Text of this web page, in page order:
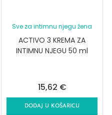
Sve za intimnu njegu žena
ACTIVO 3 KREMA ZA
INTIMNU NJEGU 50 ml
15,62 €
DODAJ U KOŠARICU